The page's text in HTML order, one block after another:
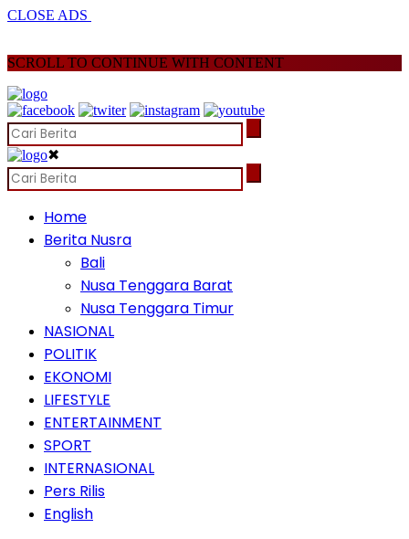
CLOSE ADS
SCROLL TO CONTINUE WITH CONTENT
✖
Home
Berita Nusra
Bali
Nusa Tenggara Barat
Nusa Tenggara Timur
NASIONAL
POLITIK
EKONOMI
LIFESTYLE
ENTERTAINMENT
SPORT
INTERNASIONAL
Pers Rilis
English